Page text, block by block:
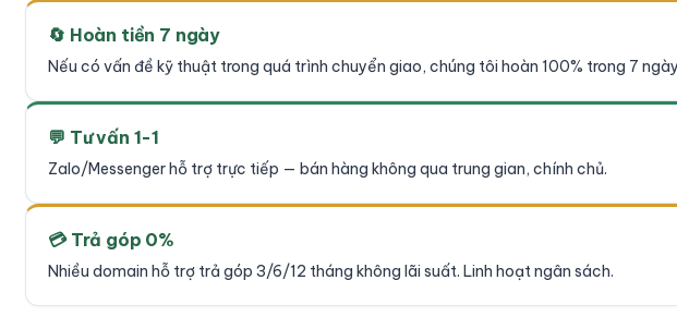
🔄 Hoàn tiền 7 ngày
Nếu có vấn đề kỹ thuật trong quá trình chuyển giao, chúng tôi hoàn 100% trong 7
💬 Tư vấn 1-1
Zalo/Messenger hỗ trợ trực tiếp — bán hàng không qua trung gian, chính chủ.
💳 Trả góp 0%
Nhiều domain hỗ trợ trả góp 3/6/12 tháng không lãi suất. Linh hoạt ngân sách.